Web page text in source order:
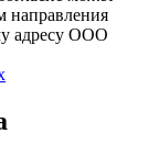
направления
адресу ООО